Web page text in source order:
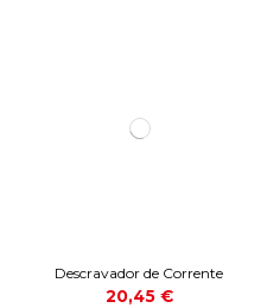
Descravador de Corrente
20,45 €